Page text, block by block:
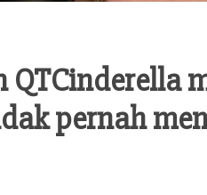
pernah